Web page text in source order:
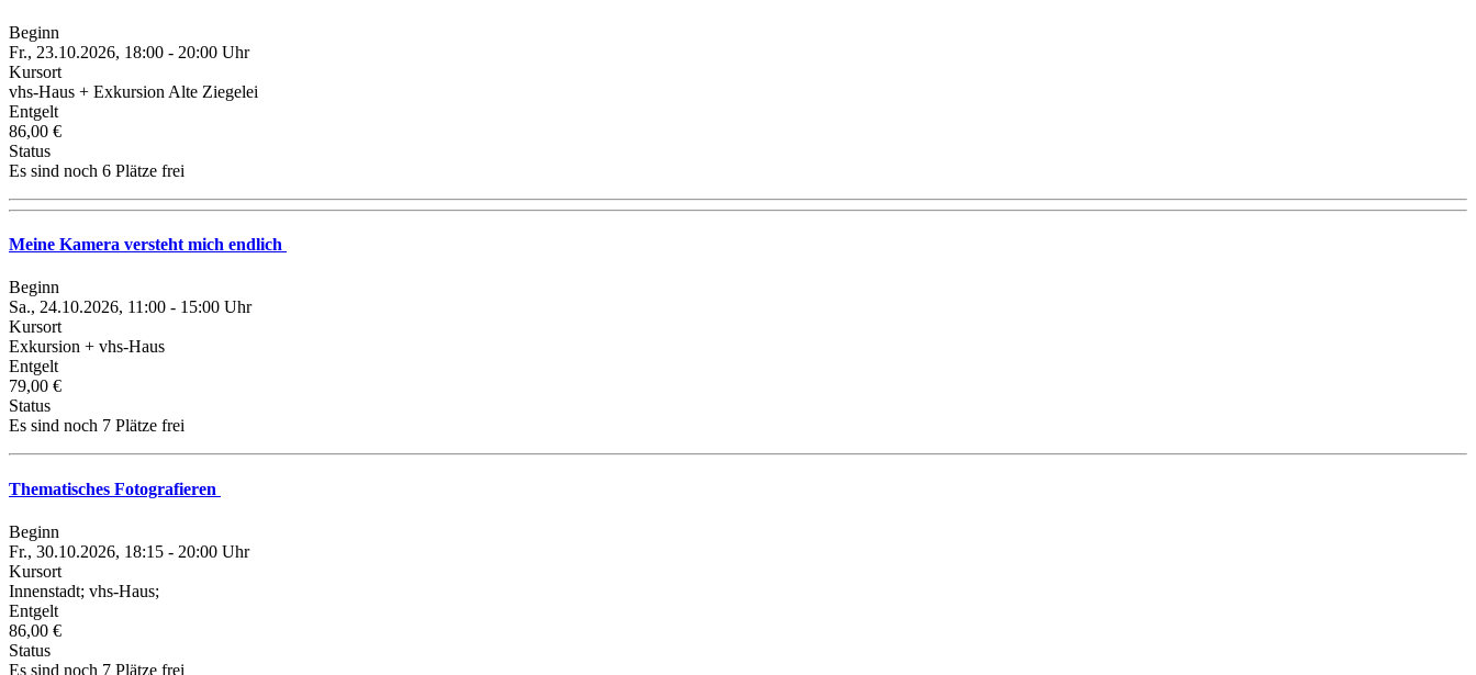
Beginn
Fr., 23.10.2026, 18:00 - 20:00 Uhr
Kursort
vhs-Haus + Exkursion Alte Ziegelei
Entgelt
86,00 €
Status
Es sind noch 6 Plätze frei
Meine Kamera versteht mich endlich
Beginn
Sa., 24.10.2026, 11:00 - 15:00 Uhr
Kursort
Exkursion + vhs-Haus
Entgelt
79,00 €
Status
Es sind noch 7 Plätze frei
Thematisches Fotografieren
Beginn
Fr., 30.10.2026, 18:15 - 20:00 Uhr
Kursort
Innenstadt; vhs-Haus;
Entgelt
86,00 €
Status
Es sind noch 7 Plätze frei